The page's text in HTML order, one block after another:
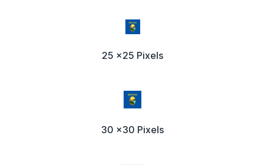
25 x25 Pixels
30 x30 Pixels